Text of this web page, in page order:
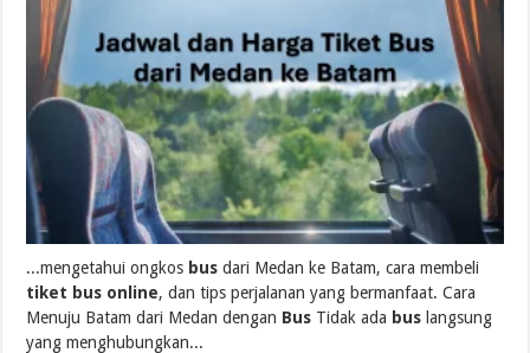
...mengetahui ongkos bus dari Medan ke Batam, cara membeli
tiket bus online, dan tips perjalanan yang bermanfaat. Cara
Menuju Batam dari Medan dengan Bus Tidak ada bus langsung
yang menghubungkan...